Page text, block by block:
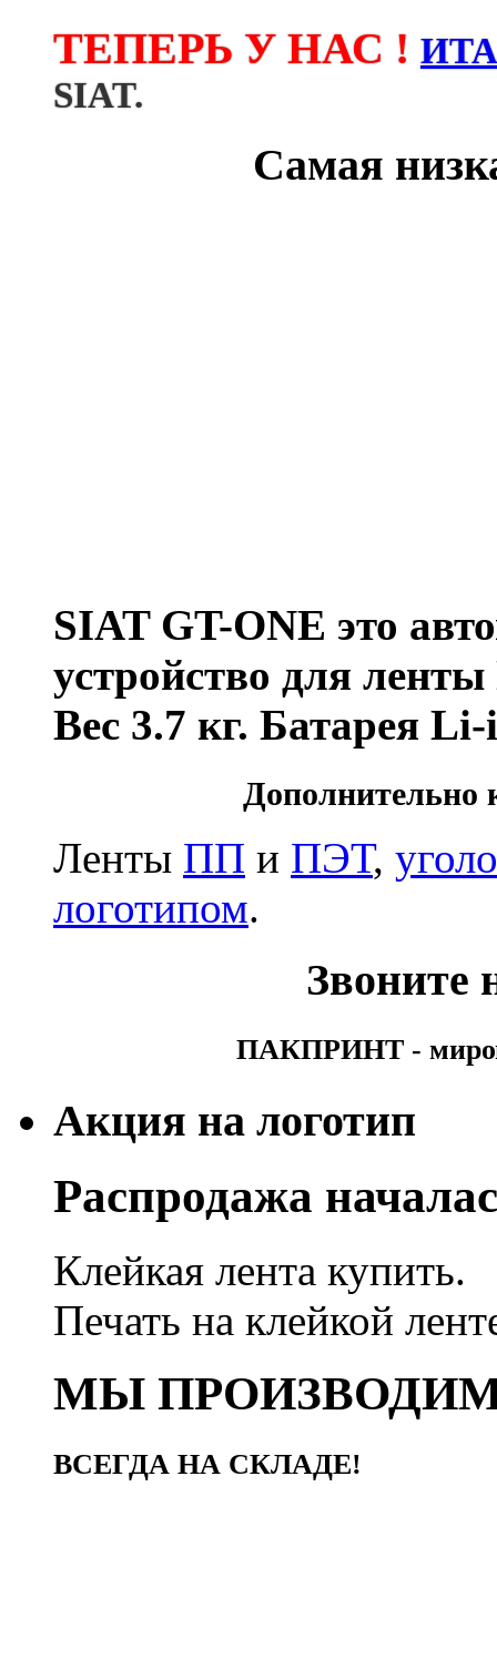
ТЕПЕРЬ У НАС !
SIAT.
Самая
SIAT GT-ONE это
устройство для
Вес 3.7 кг. Батарея
Дополнительно
Ленты ПП и ПЭТ,
логотипом.
Звоните
ПАКПРИНТ -
Акция на логотип
Распродажа
Клейкая лента купить.
Печать на клейкой
МЫ
ВСЕГДА НА СКЛАДЕ!